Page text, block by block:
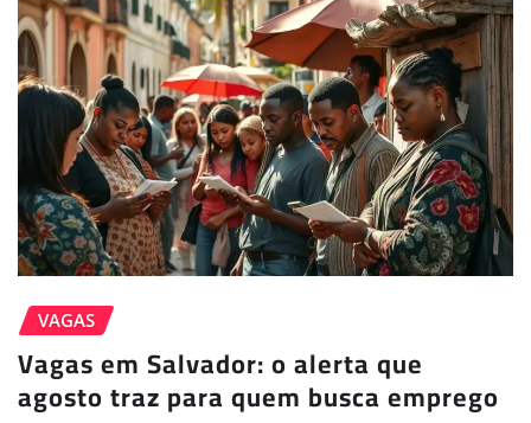
VAGAS
Vagas em Salvador: o alerta que
agosto traz para quem busca emprego